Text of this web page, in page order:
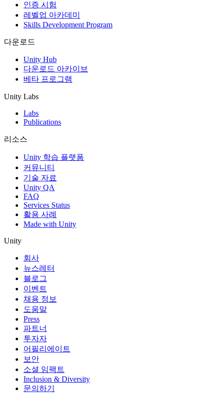
XR 게임
여러 플랫폼에서 XR 게임을 출시하세요.
멀티플레이어 게임
멀티플레이어 게임 개발을 간소화하세요.
인증 시험
레벨업 아카데미
Skills Development Program
다운로드
Unity Hub
다운로드 아카이브
베타 프로그램
Unity Labs
Labs
Publications
리소스
Unity 학습 플랫폼
커뮤니티
기술 자료
Unity QA
FAQ
Services Status
활용 사례
Made with Unity
Unity
회사
뉴스레터
블로그
이벤트
채용 정보
도움말
Press
파트너
투자자
어필리에이트
보안
소셜 임팩트
Inclusion & Diversity
문의하기